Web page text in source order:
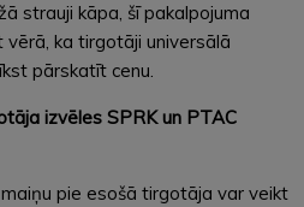
strauji kāpa, šī pakalpojuma
ka tirgotāji universālā
pārskatīt cenu.
izvēles SPRK un PTAC
pie esošā tirgotāja var veikt